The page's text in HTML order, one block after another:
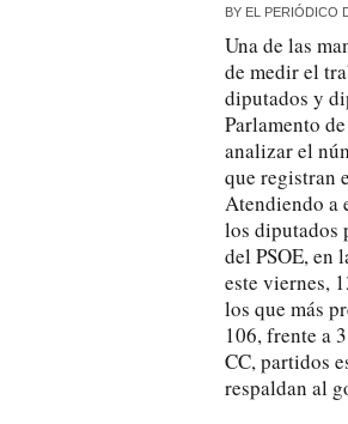
BY EL PERIÓDICO
Una de las
de medir el
diputados y
Parlamento
analizar el
que registran
Atendiendo a
los diputados
del PSOE, en
este viernes,
los que más
106, frente a
CC, partidos
respaldan al